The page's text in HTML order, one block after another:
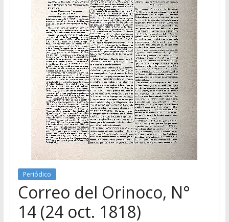
Periódico
Correo del Orinoco, N°
14 (24 oct. 1818)